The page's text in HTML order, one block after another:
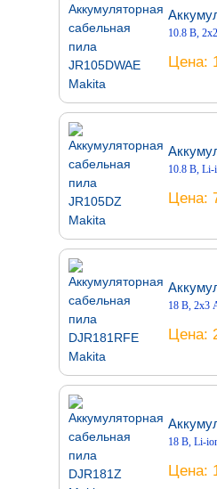
10.8 В,
10.8 В, Li-
18 В, 2х3
18 В, Li-